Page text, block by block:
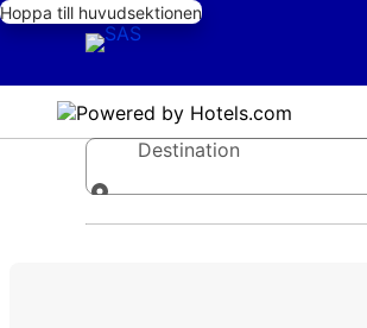
Hoppa till huvudsektionen
Destination